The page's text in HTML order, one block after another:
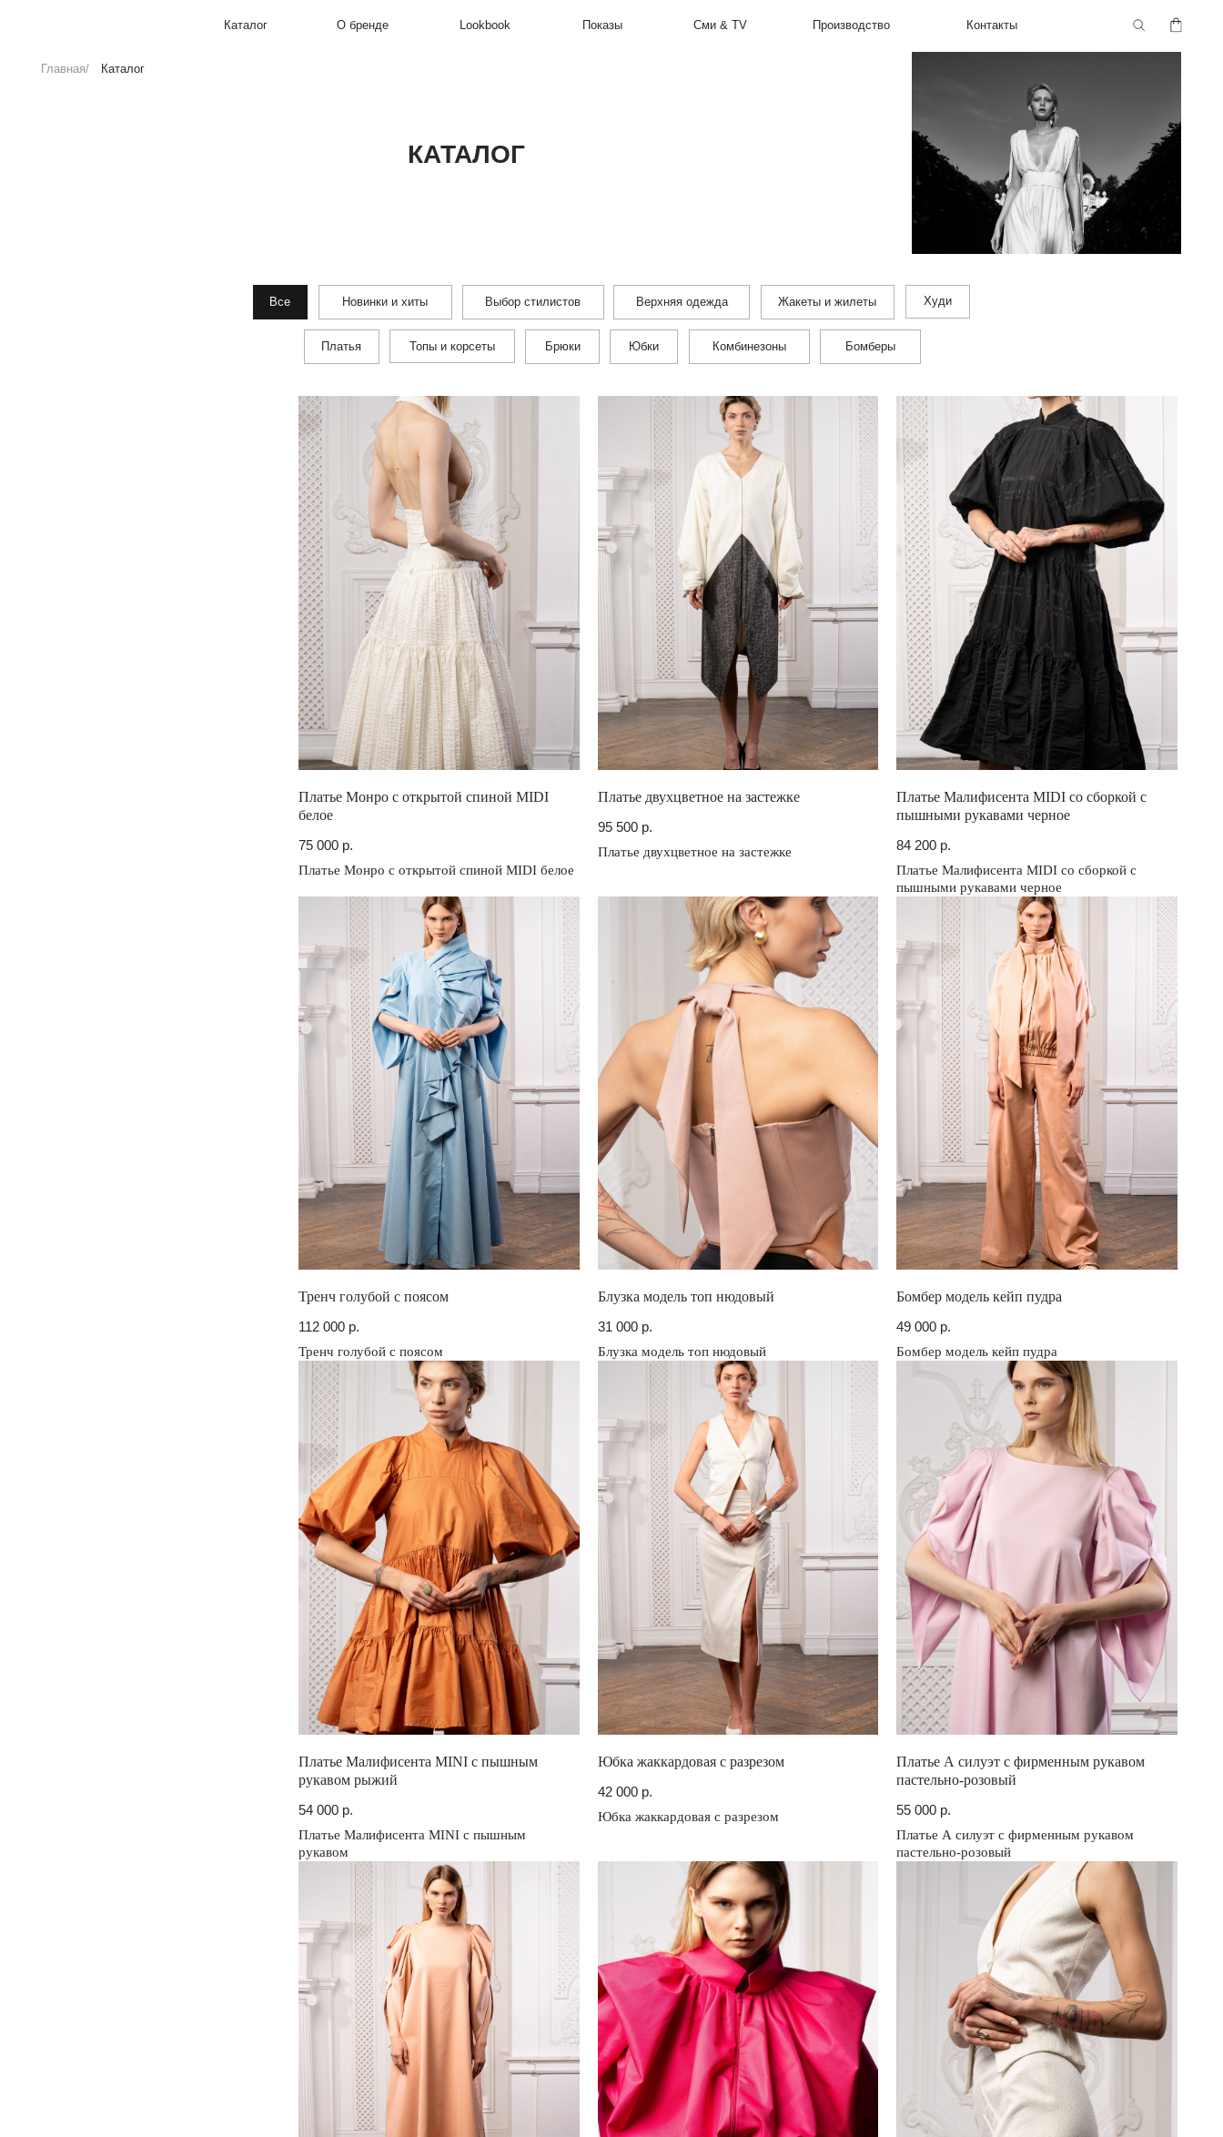
Каталог О бренде Сми & TV Производство Контакты
Главная/ Каталог
Платья Топы и корсеты Брюки Юбки Комбинезоны Бомберы
Платье Монро с открытой спиной MIDI
белое
75 000 р.
Платье Монро с открытой спиной MIDI белое
Платье двухцветное на застежке
95 500 р.
Платье двухцветное на застежке
Платье Малифисента MIDI со сборкой с
пышными рукавами черное
84 200 р.
Платье Малифисента MIDI со сборкой с
пышными рукавами черное
Тренч голубой с поясом
112 000 р.
Тренч голубой с поясом
Блузка модель топ нюдовый
31 000 р.
Блузка модель топ нюдовый
Бомбер модель кейп пудра
49 000 р.
Бомбер модель кейп пудра
Платье Малифисента MINI с пышным
рукавом рыжий
54 000 р.
Платье Малифисента MINI с пышным
рукавом
Юбка жаккардовая с разрезом
42 000 р.
Юбка жаккардовая с разрезом
Платье А силуэт с фирменным рукавом
пастельно-розовый
55 000 р.
Платье А силуэт с фирменным рукавом
пастельно-розовый